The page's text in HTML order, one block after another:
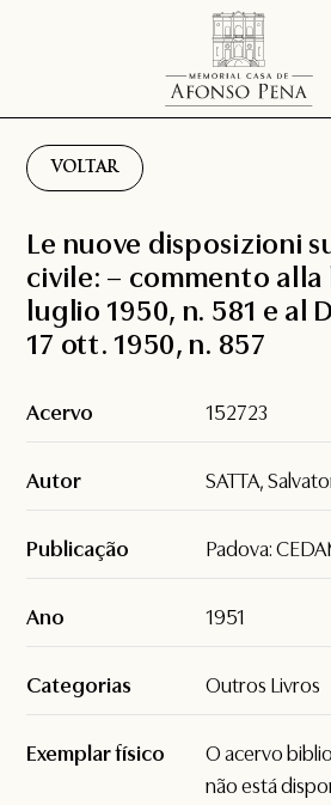
VOLTAR
Le nuove disposizioni
civile: – commento alla
luglio 1950, n. 581 e al
17 ott. 1950, n. 857
Acervo 152723
Autor SATTA,
Publicação Padova:
Ano 1951
Categorias Outros Livros
Exemplar físico
O acervo
não está